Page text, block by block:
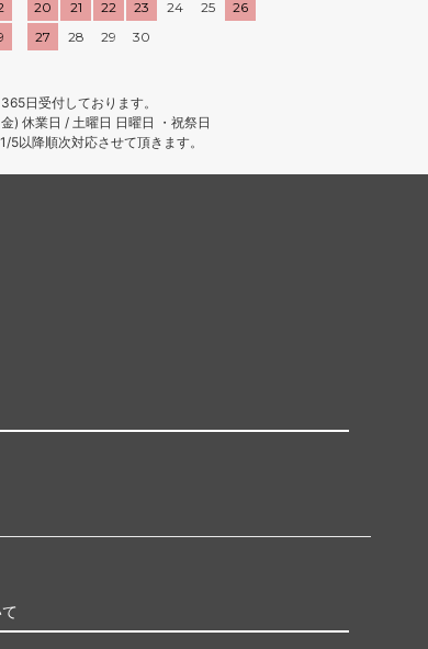
20
21 22 23 24 25
26
27
28 29 30
日受付しております。
) 休業日 / 土曜日 日曜日 ・祝祭日
以降順次対応させて頂きます。